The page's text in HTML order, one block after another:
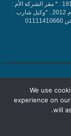
1912 . * مقر الشركة الأم :
داخل مدنيه طوكيو . * عدد الموظفين بالشركة : 55580 حتي عام 2012 . *وكيل شارب
فريجيدير
We use
experience on
will